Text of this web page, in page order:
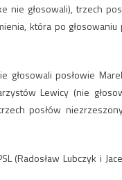
głosowali), trzech
która po
posłowie
Lewicy (nie
posłów
(Radosław Lubczyk i